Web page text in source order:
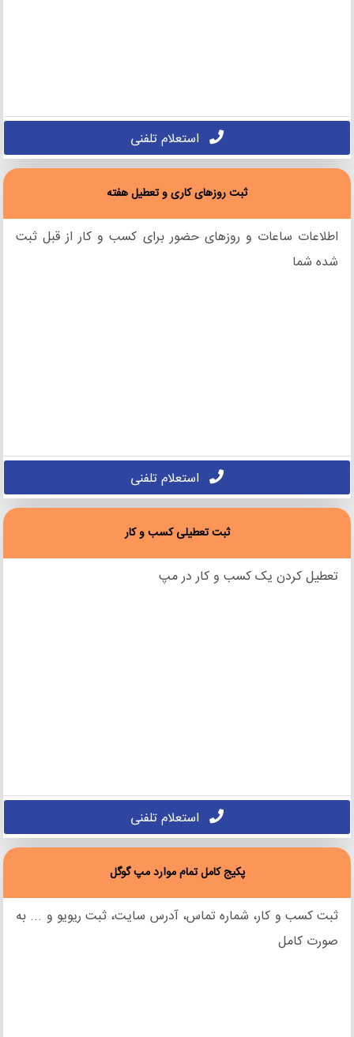
استعلام تلفنی
ثبت روزهای کاری و تعطیل هفته
اطلاعات ساعات و روزهای حضور برای کسب و کار از قبل ثبت
شده شما
استعلام تلفنی
ثبت تعطیلی کسب و کار
تعطیل کردن یک کسب و کار در مپ
استعلام تلفنی
پکیج کامل تمام موارد مپ گوگل
ثبت کسب و کار، شماره تماس، آدرس سایت، ثبت ریویو و ... به
صورت کامل